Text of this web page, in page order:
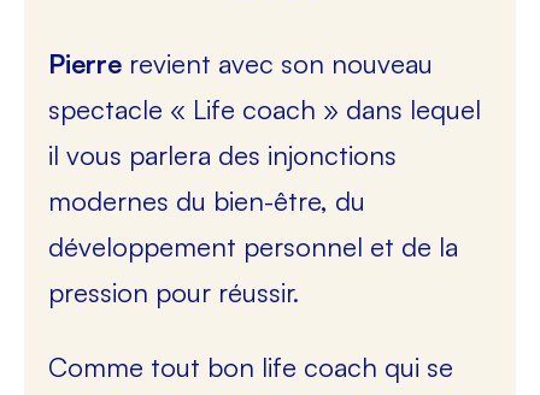
Pierre revient avec son nouveau
spectacle « Life coach » dans lequel
il vous parlera des injonctions
modernes du bien-être, du
développement personnel et de la
pression pour réussir.
Comme tout bon life coach qui se